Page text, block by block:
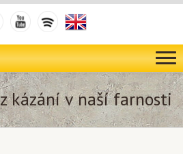
kázání v naší farnosti